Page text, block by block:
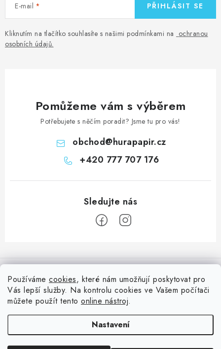
Používáme cookies, které nám umožňují poskytovat pro
Vás lepší služby. Na kontrolu cookies ve Vašem počítači
můžete použít tento online nástroj.
Nastavení
E-mail
Kliknutím na tlačítko souhlasíte s našimi podmínkami na ochranou
osobních údajů.
PŘIHLÁSIT SE
Pomůžeme vám s výběrem
Potřebujete s něčím poradit? Jsme tu pro vás!
obchod@hurapapir.cz
+420 777 707 176
á
Doprava
Oblíbené ♥️
Nepřehlédněte
Blog s nápady a návody
Slovník pojmů, české návody